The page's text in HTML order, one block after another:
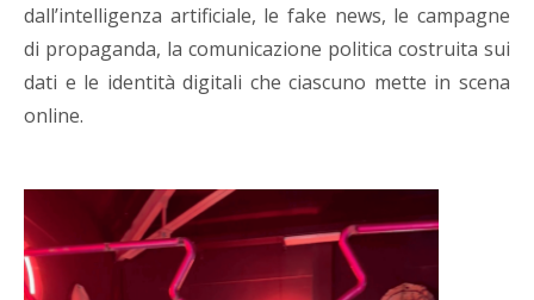
dall’intelligenza artificiale, le fake news, le campagne
di propaganda, la comunicazione politica costruita sui
dati e le identità digitali che ciascuno mette in scena
online.